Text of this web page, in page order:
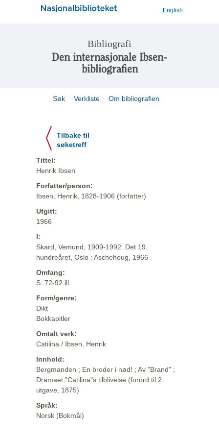
English
Bibliografi
Den internasjonale Ibsen-
bibliografien
Søk Verkliste Om bibliografien
Tilbake til
søketreff
Tittel:
Henrik Ibsen
Forfatter/person:
Ibsen, Henrik, 1828-1906 (forfatter)
Utgitt:
1966
I:
Skard, Vemund, 1909-1992: Det 19.
hundreåret, Oslo : Aschehoug, 1966
Omfang:
S. 72-92 ill.
Form/genre:
Dikt
Bokkapitler
Omtalt verk:
Catilina / Ibsen, Henrik
Innhold:
Bergmanden ; En broder i nød! ; Av "Brand" ;
Dramaet "Catilina"s tilblivelse (forord til 2.
utgave, 1875)
Språk:
Norsk (Bokmål)